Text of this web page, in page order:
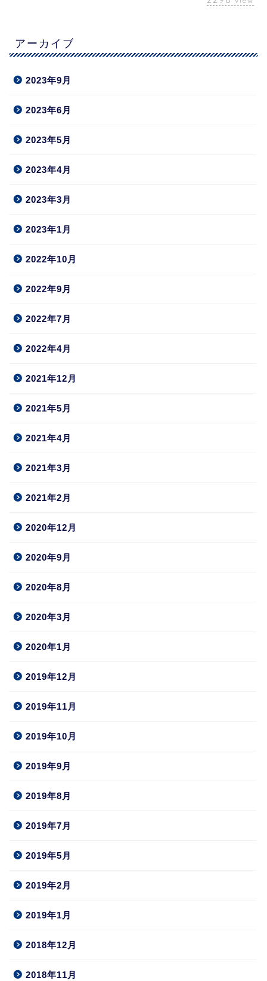
アーカイブ
2023年9月
2023年6月
2023年5月
2023年4月
2023年3月
2023年1月
2022年10月
2022年9月
2022年7月
2022年4月
2021年12月
2021年5月
2021年4月
2021年3月
2021年2月
2020年12月
2020年9月
2020年8月
2020年3月
2020年1月
2019年12月
2019年11月
2019年10月
2019年9月
2019年8月
2019年7月
2019年5月
2019年2月
2019年1月
2018年12月
2018年11月